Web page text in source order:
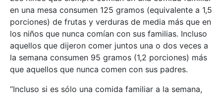
en una mesa consumen 125 gramos (equivalente a 1,5
porciones) de frutas y verduras de media más que en
los niños que nunca comían con sus familias. Incluso
aquellos que dijeron comer juntos una o dos veces a
la semana consumen 95 gramos (1,2 porciones) más
que aquellos que nunca comen con sus padres.
“Incluso si es sólo una comida familiar a la semana,